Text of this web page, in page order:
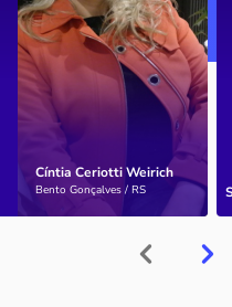
Cíntia Ceriotti Weirich
Bento Gonçalves / RS